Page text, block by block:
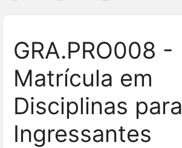
GRA.PRO008 -
Matrícula em
Disciplinas para
Ingressantes